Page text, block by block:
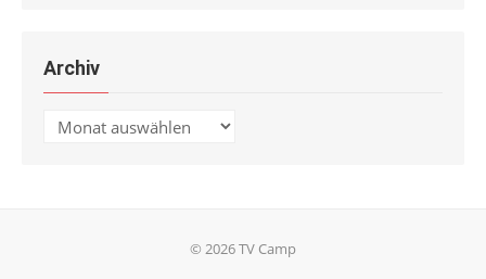
Archiv
Archiv
© 2026 TV Camp